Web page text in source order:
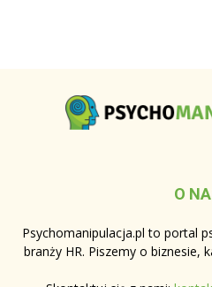
O
Psychomanipulacja.pl to portal
branży HR. Piszemy o biznesie,